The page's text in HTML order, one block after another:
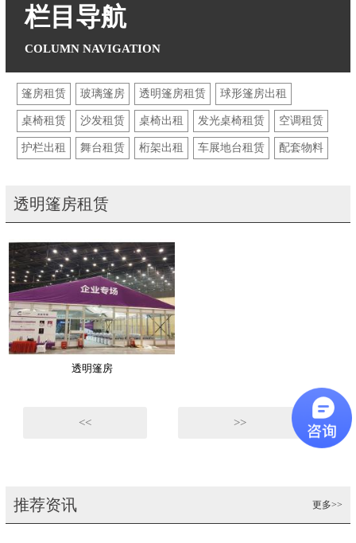
栏目导航
篷房租赁 玻璃篷房 透明篷房租赁 球形篷房出租
桌椅租赁 沙发租赁 桌椅出租 发光桌椅租赁 空调租赁
护栏出租 舞台租赁 桁架出租 车展地台租赁 配套物料
透明篷房租赁
透明篷房
<< >>
推荐资讯 更多>>